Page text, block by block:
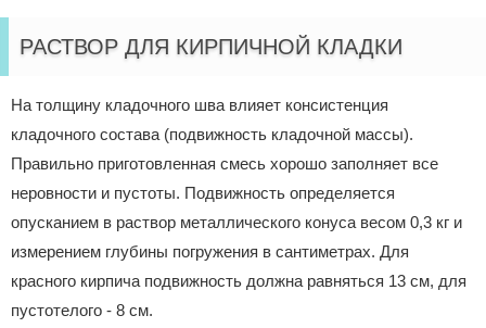
РАСТВОР ДЛЯ КИРПИЧНОЙ КЛАДКИ
На толщину кладочного шва влияет консистенция
кладочного состава (подвижность кладочной массы).
Правильно приготовленная смесь хорошо заполняет все
неровности и пустоты. Подвижность определяется
опусканием в раствор металлического конуса весом 0,3 кг и
измерением глубины погружения в сантиметрах. Для
красного кирпича подвижность должна равняться 13 см, для
пустотелого - 8 см.